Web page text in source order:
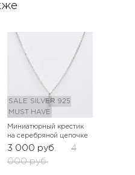
SALE SILVER 925
MUST HAVE
Миниатюрный крестик
на серебряной цепочке
3 000 руб.
4
000 руб.